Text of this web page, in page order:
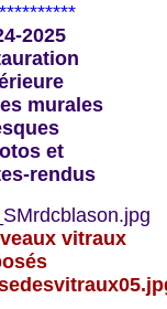
2025
murales
et
rendus
vitraux